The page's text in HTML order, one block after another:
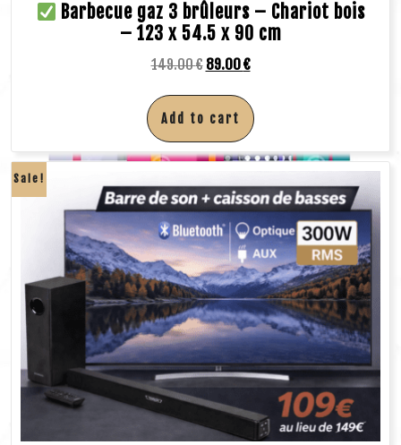
Barbecue gaz 3 brûleurs – Chariot bois
– 123 x 54.5 x 90 cm
149.00€ 89.00€
Add to cart
Sale!